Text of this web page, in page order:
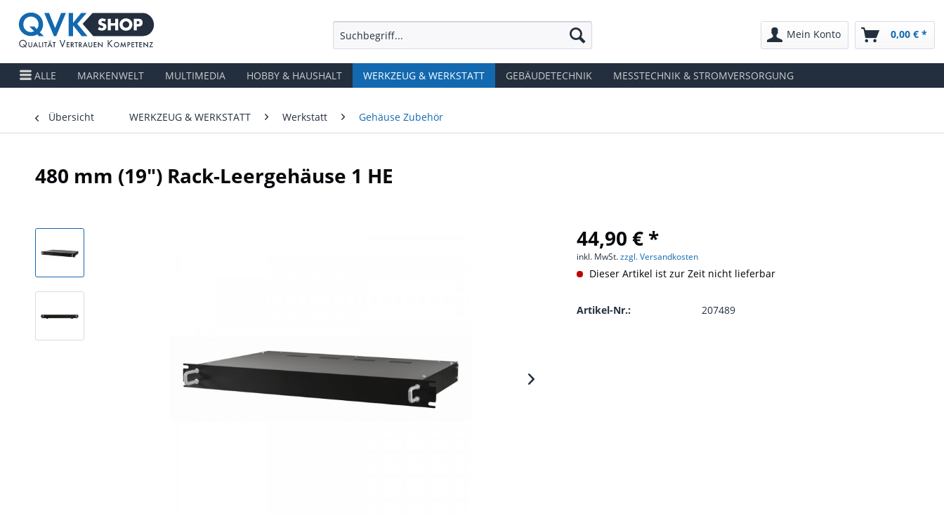
Mein Konto 0,00 € *
ALLE MARKENWELT MULTIMEDIA HOBBY & HAUSHALT WERKZEUG & WERKSTATT GEBÄUDETECHNIK MESSTECHNIK & STROMVERSORGUNG
Übersicht WERKZEUG & WERKSTATT Werkstatt Gehäuse Zubehör
480 mm (19") Rack-Leergehäuse 1 HE
44,90 € *
inkl. MwSt.zzgl. Versandkosten
Dieser Artikel ist zur Zeit nicht lieferbar
Artikel-Nr.: 207489